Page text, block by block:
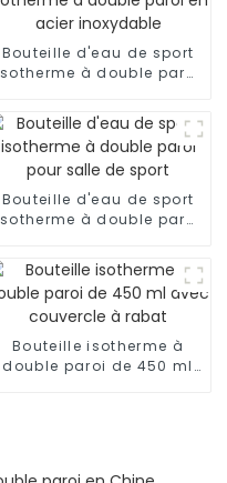
Bouteille d'eau de sport
à double paroi
Bouteille d'eau de sport
à double paroi
Bouteille isotherme à
double paroi de 450 ml